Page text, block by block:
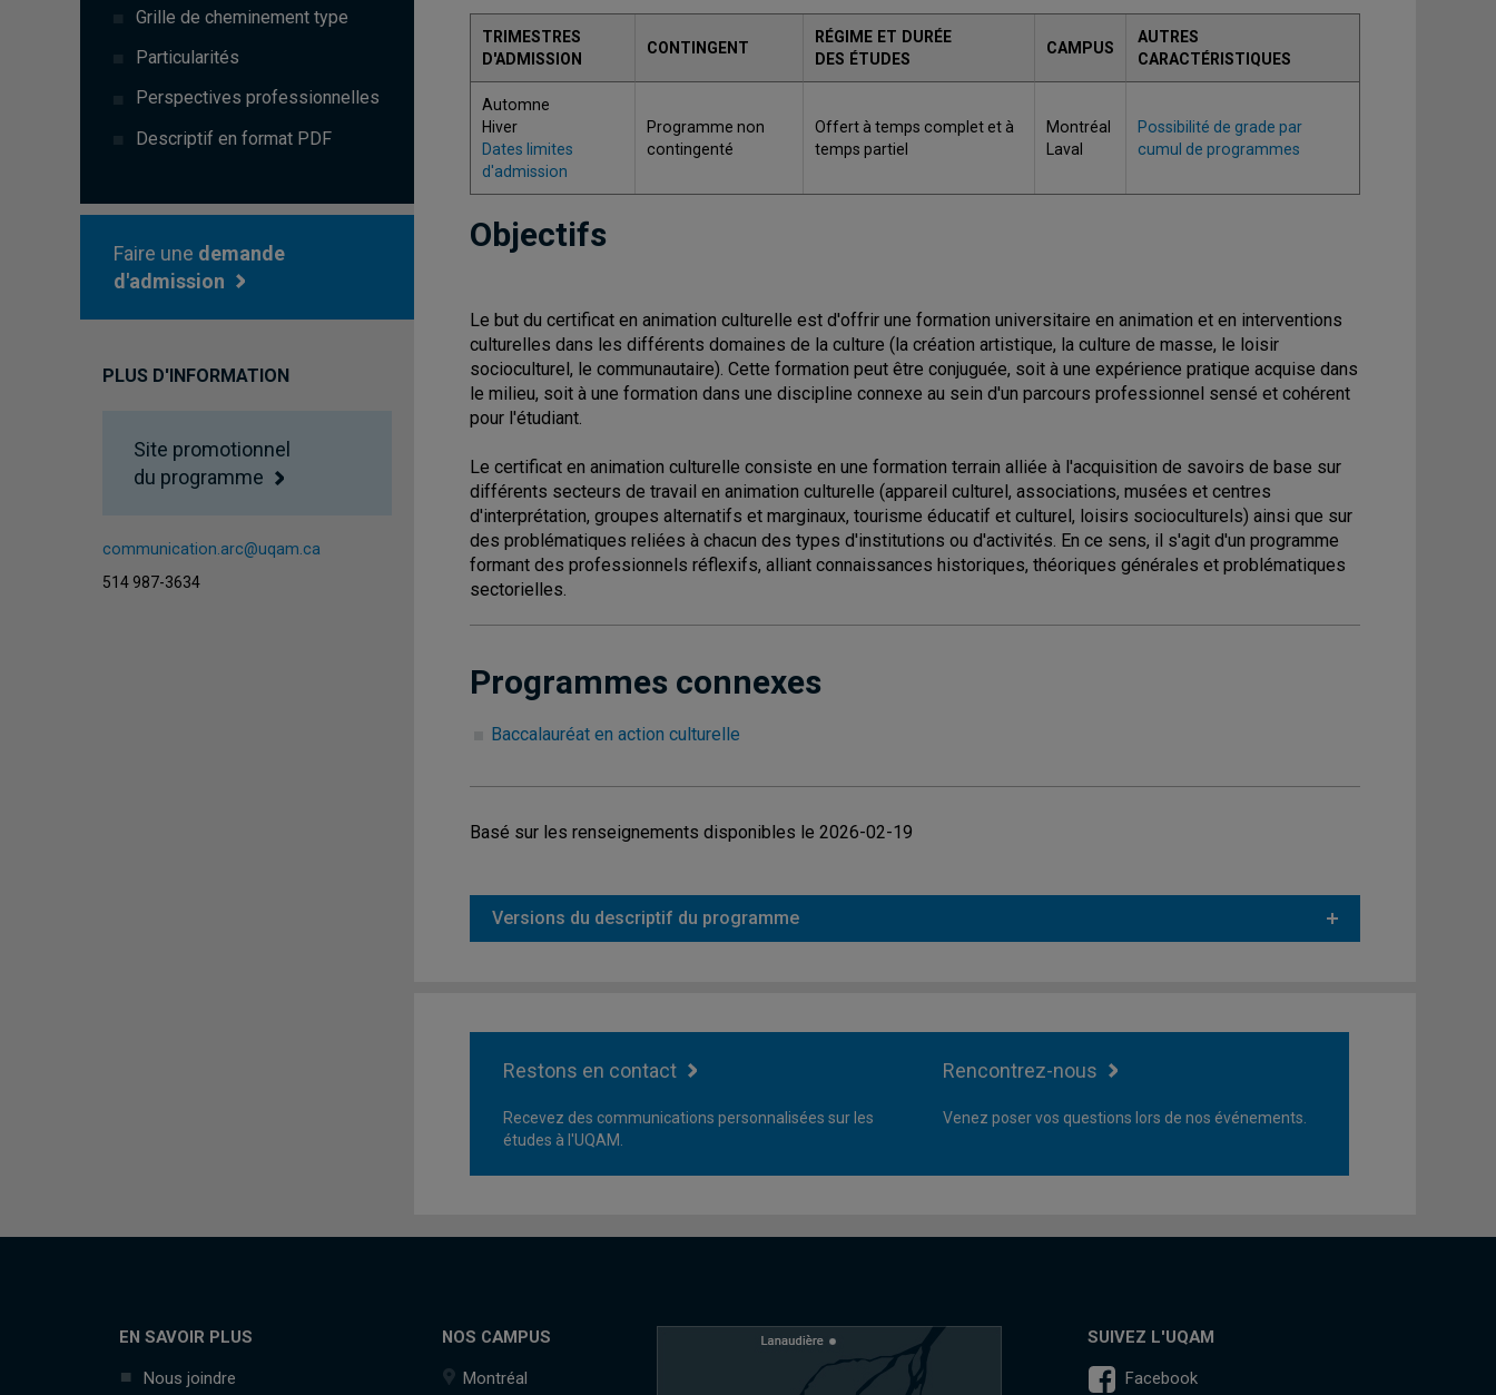
Grille de cheminement type
Particularités
Perspectives professionnelles
Descriptif en format PDF
Faire une demande
d'admission
PLUS D'INFORMATION
Site promotionnel
du programme
communication.arc@uqam.ca
514 987-3634
TRIMESTRES
D'ADMISSION
CONTINGENT
RÉGIME ET DURÉE
DES ÉTUDES
CAMPUS
AUTRES
CARACTÉRISTIQUES
Automne
Hiver
Dates limites
d'admission
Programme non
contingenté
Offert à temps complet et à
temps partiel
Montréal
Laval
Possibilité de grade par
cumul de programmes
Objectifs
Le but du certificat en animation culturelle est d'offrir une formation universitaire en animation et en interventions
culturelles dans les différents domaines de la culture (la création artistique, la culture de masse, le loisir
socioculturel, le communautaire). Cette formation peut être conjuguée, soit à une expérience pratique acquise dans
le milieu, soit à une formation dans une discipline connexe au sein d'un parcours professionnel sensé et cohérent
pour l'étudiant.
Le certificat en animation culturelle consiste en une formation terrain alliée à l'acquisition de savoirs de base sur
différents secteurs de travail en animation culturelle (appareil culturel, associations, musées et centres
d'interprétation, groupes alternatifs et marginaux, tourisme éducatif et culturel, loisirs socioculturels) ainsi que sur
des problématiques reliées à chacun des types d'institutions ou d'activités. En ce sens, il s'agit d'un programme
formant des professionnels réflexifs, alliant connaissances historiques, théoriques générales et problématiques
sectorielles.
Programmes connexes
Baccalauréat en action culturelle
Basé sur les renseignements disponibles le 2026-02-19
Versions du descriptif du programme
Restons en contact
Recevez des communications personnalisées sur les
études à l'UQAM.
Rencontrez-nous
Venez poser vos questions lors de nos événements.
EN SAVOIR PLUS
Nous joindre
NOS CAMPUS
Montréal
SUIVEZ L'UQAM
Facebook